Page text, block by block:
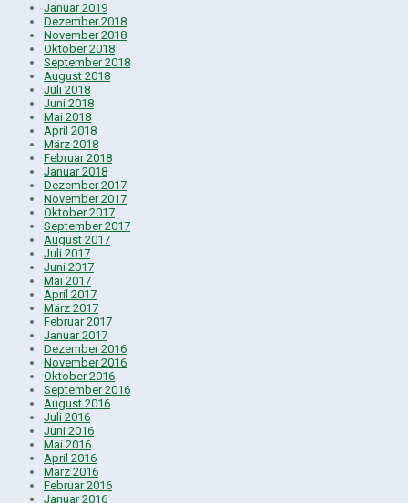
Januar 2019
Dezember 2018
November 2018
Oktober 2018
September 2018
August 2018
Juli 2018
Juni 2018
Mai 2018
April 2018
März 2018
Februar 2018
Januar 2018
Dezember 2017
November 2017
Oktober 2017
September 2017
August 2017
Juli 2017
Juni 2017
Mai 2017
April 2017
März 2017
Februar 2017
Januar 2017
Dezember 2016
November 2016
Oktober 2016
September 2016
August 2016
Juli 2016
Juni 2016
Mai 2016
April 2016
März 2016
Februar 2016
Januar 2016